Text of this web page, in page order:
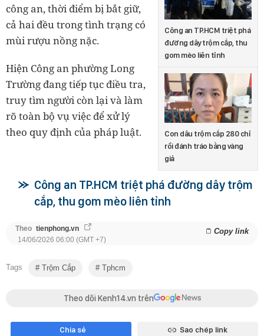
Công an TP.HCM triệt phá
đường dây trộm cắp, thu
gom mèo liên tỉnh
Con dâu trộm cắp 280 chỉ
rồi đánh tráo bằng vàng
giả
công an, thời điểm bị bắt giữ,
cả hai đều trong tình trạng có
mùi rượu nồng nặc.
Hiện Công an phường Long
Trường đang tiếp tục điều tra,
truy tìm người còn lại và làm
rõ toàn bộ vụ việc để xử lý
theo quy định của pháp luật.
Công an TP.HCM triệt phá đường dây trộm
cắp, thu gom mèo liên tỉnh
Theo tienphong.vn Copy link
14/06/2026 06:00 (GMT +7)
Tags Trộm Cắp Tphcm
Theo dõi Kenh14.vn trên
Chia sẻ Sao chép link